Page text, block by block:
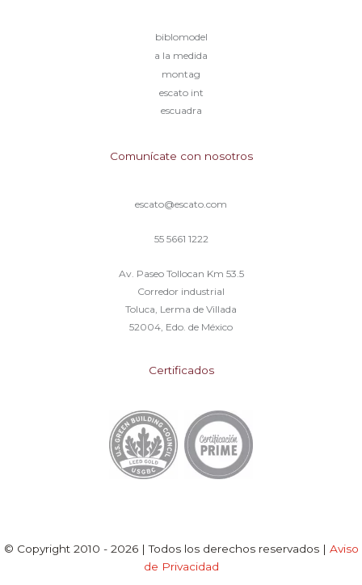
biblomodel
a la medida
montag
escato int
escuadra
Comunícate con nosotros
escato@escato.com
55 5661 1222
Av. Paseo Tollocan Km 53.5
Corredor industrial
Toluca, Lerma de Villada
52004, Edo. de México
Certificados
© Copyright 2010 - 2026 | Todos los derechos reservados | Aviso
de Privacidad